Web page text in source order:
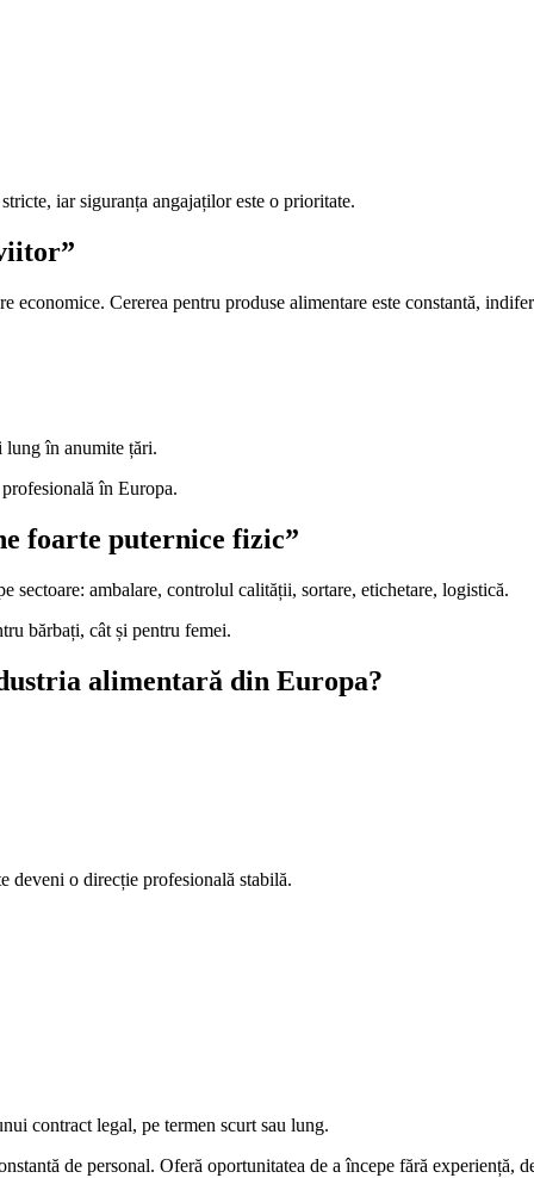
iar siguranța angajaților este o prioritate.
economice. Cererea pentru produse alimentare este constantă,
lung în anumite țări.
în Europa.
foarte puternice fizic”
sectoare: ambalare, controlul calității, sortare, etichetare, logistică.
bărbați, cât și pentru femei.
alimentară din Europa?
deveni o direcție profesională stabilă.
contract legal, pe termen scurt sau lung.
de personal. Oferă oportunitatea de a începe fără experiență,